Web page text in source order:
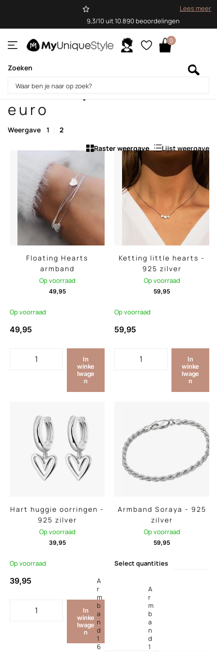
9,3/10 uit 10.890 beoordelingen
Lees meer
Zoeken
0
Homepage
Cadeautjes tot 50
euro
Weergave 1
2
Raster weergave
Lijst weergave
Floating Hearts
armband
Op voorraad
49,95
Op voorraad
49,95
In
winke
lwage
n
Ketting little hearts -
925 zilver
Op voorraad
59,95
Op voorraad
59,95
In
winke
lwage
n
Hart huggie oorringen -
925 zilver
Op voorraad
39,95
Op voorraad
39,95
In
winke
lwage
n
Armband Soraya - 925
zilver
Op voorraad
59,95
Select quantities
A
r
m
b
a
n
d
1
6
A
r
m
b
a
n
d
1